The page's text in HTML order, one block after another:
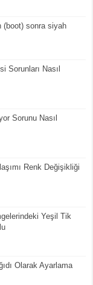
(boot) sonra siyah
Sorunları Nasıl
Sorunu Nasıl
Renk Değişikliği
Yeşil Tik
Olarak Ayarlama